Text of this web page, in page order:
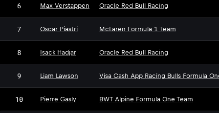
6 Max Verstappen Oracle Red Bull Racing
7 Oscar Piastri McLaren Formula 1 Team
8 Isack Hadjar Oracle Red Bull Racing
9 Liam Lawson Visa Cash App Racing Bulls Formula
10 Pierre Gasly BWT Alpine Formula One Team